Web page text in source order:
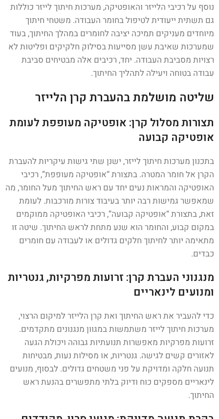
נוסף על רכיבי הלייזר והאופטיקה, מערכות חיתוך לייזר כוללות
גם תשתית ייעודית לטיפול בחומר העבודה. משטחי חיתוך
מיוחדים מעניקים תמיכה יציבה לחומרים במהלך החיתוך, בעוד
שמערכות שאיבת עשן מסייעות בסילוק חלקיקים ופליטות לא
רצויות מסביבת העבודה. יחד, רכיבים אלה מבטיחים סביבת
עבודה בטוחה ויעילה לתהליך החיתוך.
שליטה מושלמת בהעברת קרן הלייזר
תצורות מסלול קרן: אופטיקה מעופפת לעומת
אופטיקה קבועה
בתכנון מערכות חיתוך לייזר, ישנן שתי גישות עיקריות להעברת
הקרן אל חומר המטרה. בתצורת “אופטיקה מעופפת”, רכיבי
האופטיקה והמראות נעים יחד עם ראש החיתוך מעל החומר, מה
שמאפשר גמישות רבה יותר בעיבוד צורות מורכבות. לעומת
זאת, בתצורת “אופטיקה קבועה”, רכיבי האופטיקה ממוקמים
במקום קבוע, והחומר הוא שנע מתחת לראש החיתוך. שיטה זו
מתאימה יותר לחיתוך חלקים גדולים או לעבודה עם חומרים
כבדים.
מנגנוני העברת קרן: זרועות מפרקיות, גנטריות
ומנועים לינאריים
כדי להעביר את ראש החיתוך ואת קרן הלייזר למיקום הרצוי,
מערכות חיתוך לייזר משתמשות במגוון מנגנונים מתקדמים.
זרועות מפרקיות מאפשרות תנועתיות גבוהה ויכולת הגעה
לאזורים קשים לגישה. גנטריות, או מסילות נעות, מבטיחות
תנועה חלקה ומדויקת על פני משטחים גדולים. לבסוף, מנועים
לינאריים מספקים כוח ודיוק בלתי מתפשרים בהנעת ראש
החיתוך.